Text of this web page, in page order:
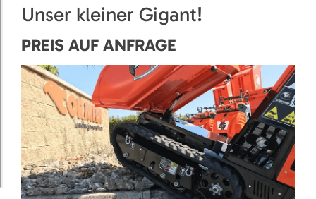
Unser kleiner Gigant!
PREIS AUF ANFRAGE